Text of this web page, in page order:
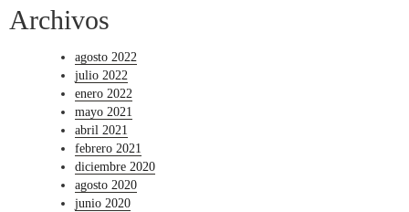
Archivos
agosto 2022
julio 2022
enero 2022
mayo 2021
abril 2021
febrero 2021
diciembre 2020
agosto 2020
junio 2020